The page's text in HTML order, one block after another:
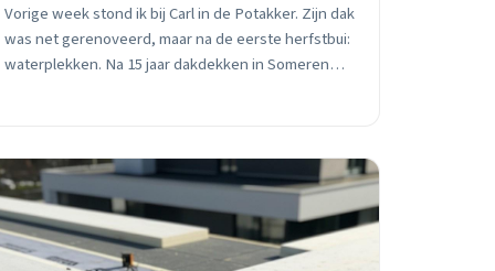
Vorige week stond ik bij Carl in de Potakker. Zijn dak
was net gerenoveerd, maar na de eerste herfstbui:
waterplekken. Na 15 jaar dakdekken in Someren